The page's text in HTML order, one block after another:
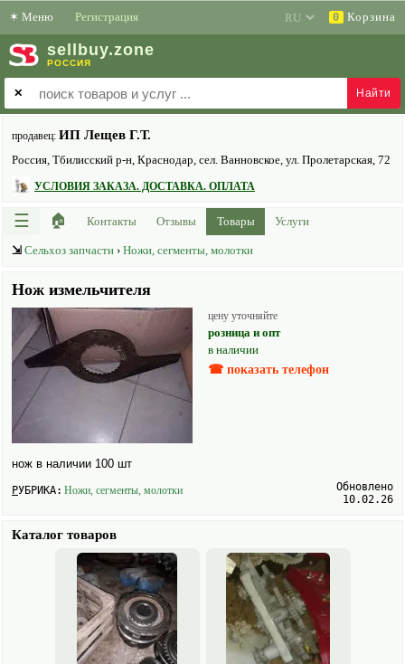
✶ Меню Регистрация 0 Корзина
sell buy.zone
РОССИЯ
✕
продавец: ИП Лещев Г.Т.
Россия, Тбилисский р-н, Краснодар, сел. Ванновское, ул. Пролетарская, 72
УСЛОВИЯ ЗАКАЗА. ДОСТАВКА. ОПЛАТА
☰ 🏠 Контакты Отзывы Товары Услуги
⇲ Сельхоз запчасти › Ножи, сегменты, молотки
Нож измельчителя
цену уточняйте
розница и опт
в наличии
☎ показать телефон
нож в наличии 100 шт
РУБРИКА: Ножи, сегменты, молотки
Обновлено
10.02.26
Каталог товаров